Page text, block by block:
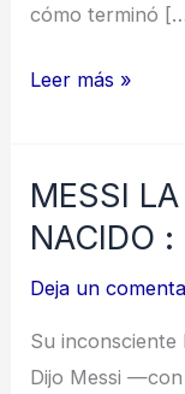
cómo terminó
Leer más »
MESSI
NACIDO :
Deja un
Su
Dijo Messi —con
MESSI
LA
Y
EL
HIJO